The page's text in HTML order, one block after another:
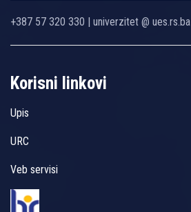
+387 57 320 330 | univerzitet @ ues.rs.ba
Korisni linkovi
Upis
URC
Veb servisi